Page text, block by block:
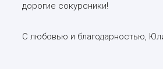
дорогие сокурсники!
С любовью и благодарностью,